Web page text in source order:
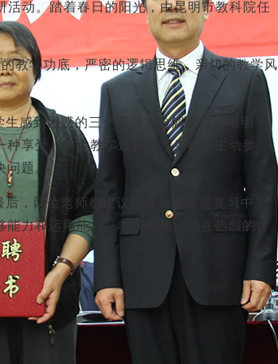
动。踏着春日的阳光，由昆明市教科院任
教学功底，严密的逻辑思维，亲切的教学风
感到困惑的三个易混实验解决得清晰明
享受。整个教学过程中学生积极主动参
问题。
，两位老师都建议在今后的专题复习中，
力和运用能力。本次教研活动在热烈的讨